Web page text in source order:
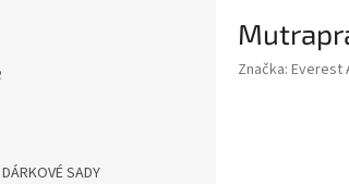
SADY
Značka: Everest